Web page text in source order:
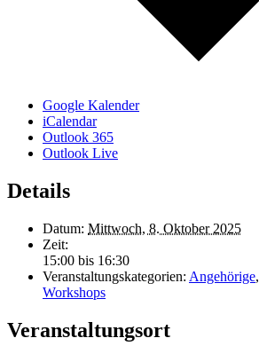
Google Kalender
iCalendar
Outlook 365
Outlook Live
Details
Datum: Mittwoch, 8. Oktober 2025
Zeit:
15:00 bis 16:30
Veranstaltungskategorien: Angehörige,
Workshops
Veranstaltungsort